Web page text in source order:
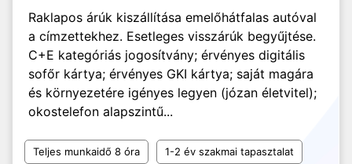
Raklapos árúk kiszállítása emelőhátfalas autóval
a címzettekhez. Esetleges visszárúk begyűjtése.
C+E kategóriás jogosítvány; érvényes digitális
sofőr kártya; érvényes GKI kártya; saját magára
és környezetére igényes legyen (józan életvitel);
okostelefon alapszintű...
Teljes munkaidő 8 óra 1-2 év szakmai tapasztalat